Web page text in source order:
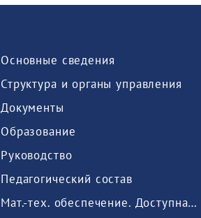
Основные сведения
Структура и органы управления
Документы
Образование
Руководство
Педагогический состав
Мат.-тех. обеспечение. Доступная среда